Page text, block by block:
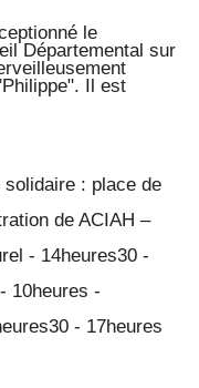
le
Départemental sur
Il est
: place de
de ACIAH –
- 14heures30 -
10heures -
- 17heures